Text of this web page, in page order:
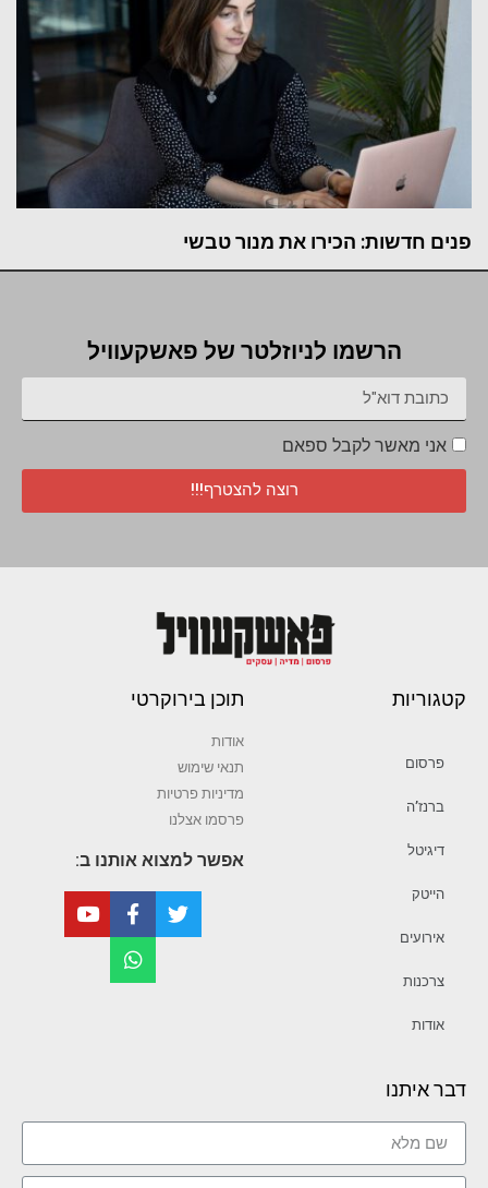
פנים חדשות: הכירו את מנור טבשי
הרשמו לניוזלטר של פאשקעוויל
אני מאשר לקבל ספאם
רוצה להצטרף!!!
קטגוריות
פרסום
ברנז’ה
דיגיטל
הייטק
אירועים
צרכנות
אודות
תוכן בירוקרטי
אודות
תנאי שימוש
מדיניות פרטיות
פרסמו אצלנו
אפשר למצוא אותנו ב:
דבר איתנו